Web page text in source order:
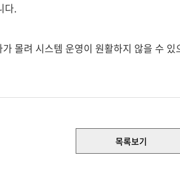
다.
몰려 시스템 운영이 원활하지 않을 수
목록보기